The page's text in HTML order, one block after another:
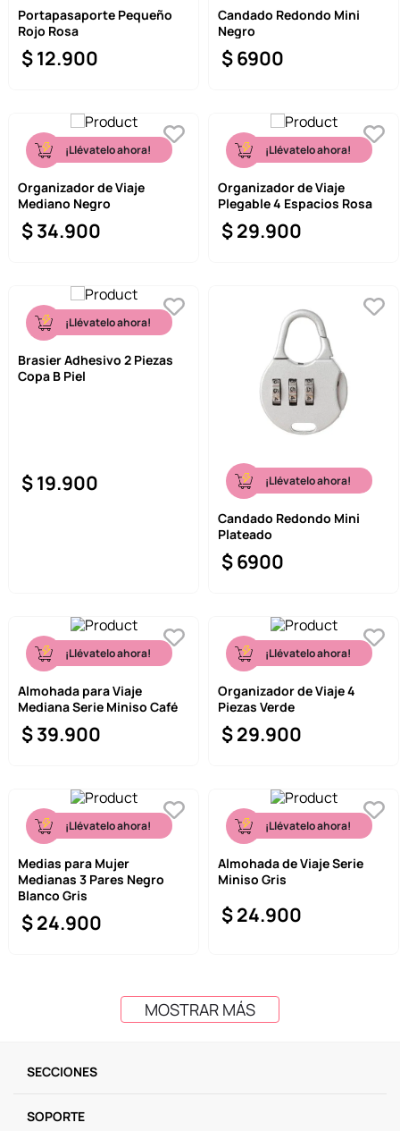
Portapasaporte Pequeño
Rojo Rosa
$12.900
Candado Redondo Mini
Negro
$6900
¡Llévatelo ahora!
Organizador de Viaje
Mediano Negro
$34.900
¡Llévatelo ahora!
Organizador de Viaje
Plegable 4 Espacios Rosa
$29.900
¡Llévatelo ahora!
Brasier Adhesivo 2 Piezas
Copa B Piel
$19.900 ¡Llévatelo ahora!
Candado Redondo Mini
Plateado
$6900
¡Llévatelo ahora!
Almohada para Viaje
Mediana Serie Miniso Café
$39.900
¡Llévatelo ahora!
Organizador de Viaje 4
Piezas Verde
$29.900
¡Llévatelo ahora!
Medias para Mujer
Medianas 3 Pares Negro
Blanco Gris
$24.900
¡Llévatelo ahora!
Almohada de Viaje Serie
Miniso Gris
$24.900
MOSTRAR MÁS
SECCIONES
SOPORTE